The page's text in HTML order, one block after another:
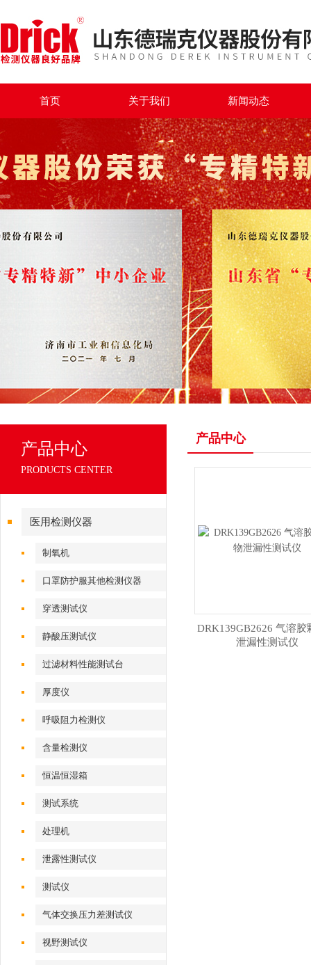
首页 关于我们 新闻动态
产品中心
PRODUCTS CENTER
医用检测仪器
制氧机
口罩防护服其他检测仪器
穿透测试仪
静酸压测试仪
过滤材料性能测试台
厚度仪
呼吸阻力检测仪
含量检测仪
恒温恒湿箱
测试系统
处理机
泄露性测试仪
测试仪
气体交换压力差测试仪
视野测试仪
产品中心
DRK139GB2626 气溶胶
泄漏性测试仪